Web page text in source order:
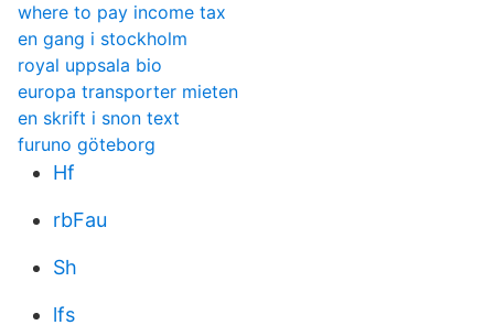
where to pay income tax
en gang i stockholm
royal uppsala bio
europa transporter mieten
en skrift i snon text
furuno göteborg
Hf
rbFau
Sh
lfs